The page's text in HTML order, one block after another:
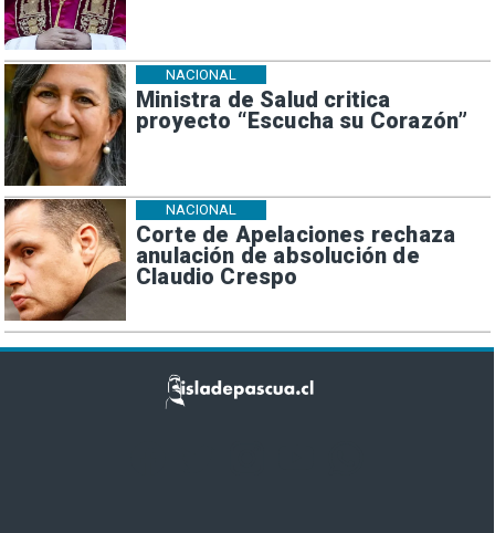
Ministra de Salud critica
proyecto “Escucha su Corazón”
NACIONAL
Corte de Apelaciones rechaza
anulación de absolución de
Claudio Crespo
NACIONAL